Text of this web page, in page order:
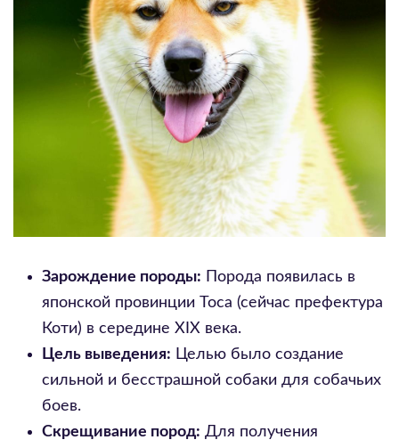
Зарождение породы: Порода появилась в
японской провинции Тоса (сейчас префектура
Коти) в середине XIX века.
Цель выведения: Целью было создание
сильной и бесстрашной собаки для собачьих
боев.
Скрещивание пород: Для получения